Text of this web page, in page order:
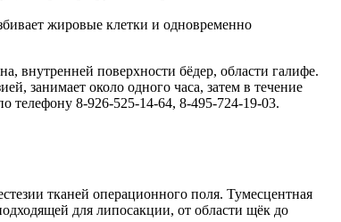
жировые клетки и одновременно
внутренней поверхности бёдер, области галифе.
занимает около одного часа, затем в течение
телефону 8-926-525-14-64, 8-495-724-19-03.
тканей операционного поля. Тумесцентная
для липосакции, от области щёк до